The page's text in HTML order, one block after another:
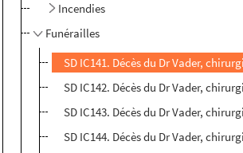
Incendies
Funérailles
SD IC141. Décès du Dr Vader,
SD IC142. Décès du Dr Vader,
SD IC143. Décès du Dr Vader,
SD IC144. Décès du Dr Vader,